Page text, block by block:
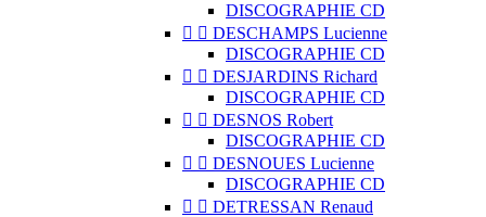
DISCOGRAPHIE CD
  DESCHAMPS Lucienne
DISCOGRAPHIE CD
  DESJARDINS Richard
DISCOGRAPHIE CD
  DESNOS Robert
DISCOGRAPHIE CD
  DESNOUES Lucienne
DISCOGRAPHIE CD
  DETRESSAN Renaud